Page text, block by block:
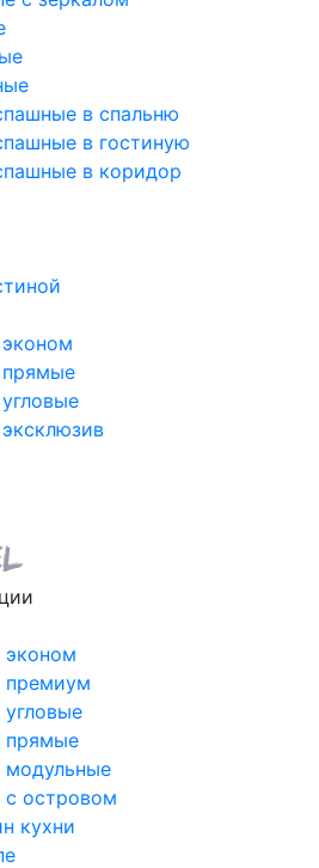
в спальню
в гостиную
в коридор
эконом
премиум
угловые
прямые
модульные
с островом
кухни